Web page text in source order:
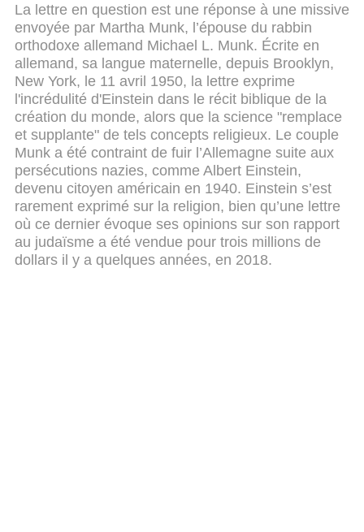
La lettre en question est une réponse à une missive
envoyée par Martha Munk, l’épouse du rabbin
orthodoxe allemand Michael L. Munk. Écrite en
allemand, sa langue maternelle, depuis Brooklyn,
New York, le 11 avril 1950, la lettre exprime
l'incrédulité d'Einstein dans le récit biblique de la
création du monde, alors que la science "remplace
et supplante" de tels concepts religieux. Le couple
Munk a été contraint de fuir l’Allemagne suite aux
persécutions nazies, comme Albert Einstein,
devenu citoyen américain en 1940. Einstein s’est
rarement exprimé sur la religion, bien qu’une lettre
où ce dernier évoque ses opinions sur son rapport
au judaïsme a été vendue pour trois millions de
dollars il y a quelques années, en 2018.